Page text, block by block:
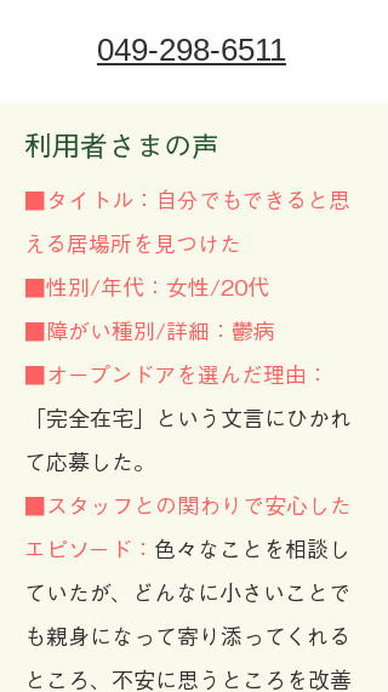
049-298-6511
​利用者さまの声
■タイトル：自分でもできると思
える居場所を見つけた
■性別/年代：女性/20代
■障がい種別/詳細：鬱病
■オープンドアを選んだ理由：
「完全在宅」という文言にひかれ
て応募した。
■スタッフとの関わりで安心した
エピソード： 色々なことを相談し
ていたが、どんなに小さいことで
も親身になって寄り添ってくれる
ところ、不安に思うところを改善